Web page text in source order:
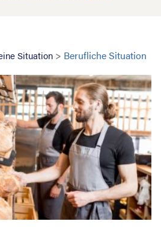
Suche
Situation> Berufliche Situation